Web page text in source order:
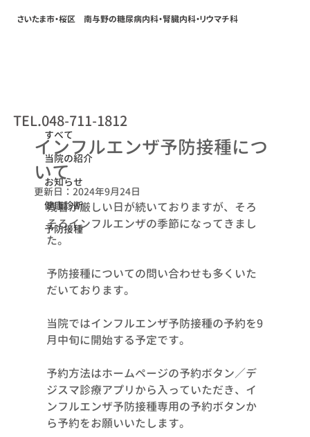
さいたま市・桜区 南与野の糖尿病内科・腎臓内科・リウマチ科
TEL.048-711-1812
すべて
当院の紹介
お知らせ
健康診断
予防接種
インフルエンザ予防接種につ
いて
2024年9月7日
更新日： 2024年9月24日
残暑が厳しい日が続いておりますが、そろ
そろインフルエンザの季節になってきまし
た。
予防接種についての問い合わせも多くいた
だいております。
当院ではインフルエンザ予防接種の予約を9
月中旬に開始する予定です。
予約方法はホームページの予約ボタン／デ
ジスマ診療アプリから入っていただき、イ
ンフルエンザ予防接種専用の予約ボタンか
ら予約をお願いいたします。